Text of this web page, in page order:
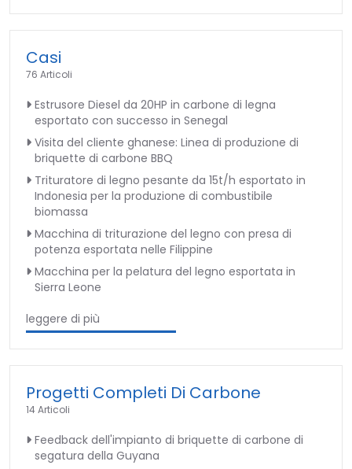
Casi
76 Articoli
Estrusore Diesel da 20HP in carbone di legna
esportato con successo in Senegal
Visita del cliente ghanese: Linea di produzione di
briquette di carbone BBQ
Trituratore di legno pesante da 15t/h esportato in
Indonesia per la produzione di combustibile
biomassa
Macchina di triturazione del legno con presa di
potenza esportata nelle Filippine
Macchina per la pelatura del legno esportata in
Sierra Leone
leggere di più
Progetti Completi Di Carbone
14 Articoli
Feedback dell'impianto di briquette di carbone di
segatura della Guyana